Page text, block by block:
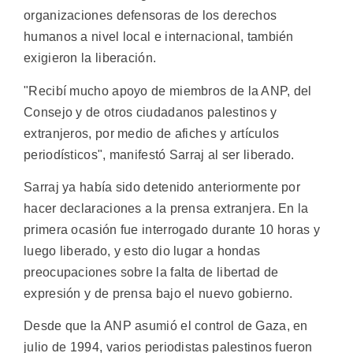
organizaciones defensoras de los derechos
humanos a nivel local e internacional, también
exigieron la liberación.
"Recibí mucho apoyo de miembros de la ANP, del
Consejo y de otros ciudadanos palestinos y
extranjeros, por medio de afiches y artículos
periodísticos", manifestó Sarraj al ser liberado.
Sarraj ya había sido detenido anteriormente por
hacer declaraciones a la prensa extranjera. En la
primera ocasión fue interrogado durante 10 horas y
luego liberado, y esto dio lugar a hondas
preocupaciones sobre la falta de libertad de
expresión y de prensa bajo el nuevo gobierno.
Desde que la ANP asumió el control de Gaza, en
julio de 1994, varios periodistas palestinos fueron